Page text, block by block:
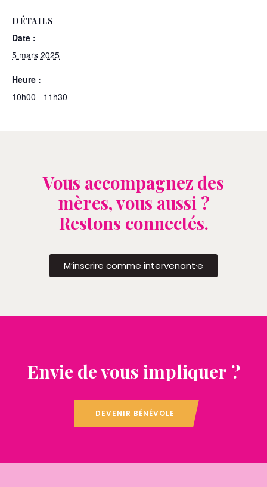
DÉTAILS
Date :
5 mars 2025
Heure :
10h00 - 11h30
Vous accompagnez des
mères, vous aussi ?
Restons connectés.
M’inscrire comme intervenant·e
Envie de vous impliquer ?
DEVENIR BÉNÉVOLE